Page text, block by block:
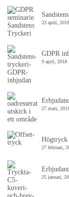
23 april, 2018
GDPR
9 april, 2018
27 mars,
Högtryck
27 februari,
25 januari,